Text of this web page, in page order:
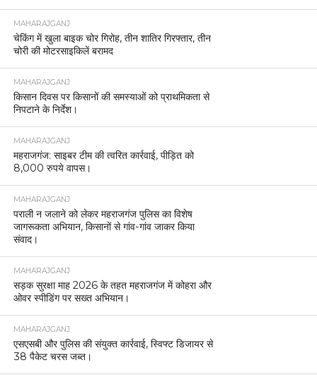
MAHARAJGANJ
चेकिंग में खुला बाइक चोर गिरोह, तीन शातिर गिरफ्तार, तीन
चोरी की मोटरसाइकिलें बरामद
MAHARAJGANJ
किसान दिवस पर किसानों की समस्याओं को प्राथमिकता से
निपटाने के निर्देश।
MAHARAJGANJ
महराजगंज: साइबर टीम की त्वरित कार्रवाई, पीड़ित को
8,000 रुपये वापस।
MAHARAJGANJ
पराली न जलाने को लेकर महराजगंज पुलिस का विशेष
जागरूकता अभियान, किसानों से गांव-गांव जाकर किया
संवाद।
MAHARAJGANJ
सड़क सुरक्षा माह 2026 के तहत महराजगंज में कोहरा और
ओवर स्पीडिंग पर सख्त अभियान।
MAHARAJGANJ
एसएसबी और पुलिस की संयुक्त कार्रवाई, स्विफ्ट डिजायर से
38 पैकेट चरस जब्त।